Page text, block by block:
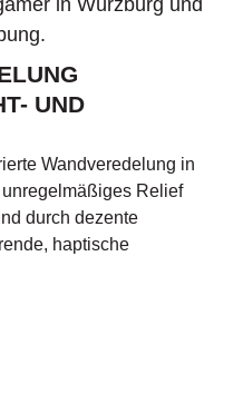
UND
Wandveredelung in
Relief
durch dezente
haptische